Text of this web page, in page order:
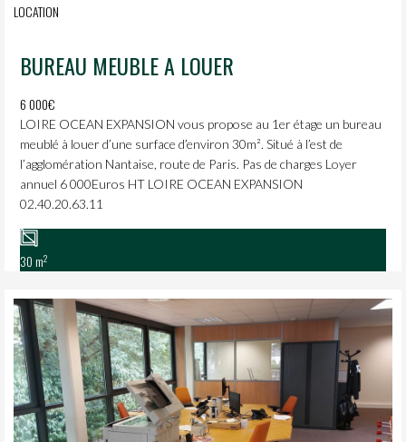
LOCATION
BUREAU MEUBLE A LOUER
6 000€
LOIRE OCEAN EXPANSION vous propose au 1er étage un bureau
meublé à louer d’une surface d’environ 30m². Situé à l’est de
l’agglomération Nantaise, route de Paris. Pas de charges Loyer
annuel 6 000Euros HT LOIRE OCEAN EXPANSION
02.40.20.63.11
30 m2